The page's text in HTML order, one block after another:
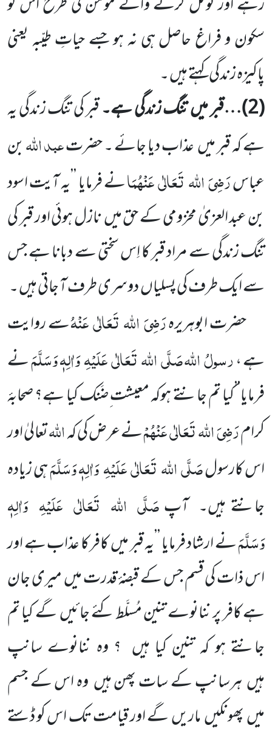
سکون و فراغ حاصل ہی نہ ہو جسے حیاتِ طیّبہ یعنی
پاکیزہ زندگی کہتے ہیں ۔
(
2)…قبر میںتنگ زندگی ہے۔قبر کی تنگ زندگی یہ
ہے کہ قبر میںعذاب دیا جائے ۔ حضرتعبد اللہبن
عباسرَضِیَاللہتَعَالٰیعَنْہُمَانے فرمایا ’’یہ آیت اسود
بن عبد العزیٰ مخزومی کے حق میںنازل ہوئی اور قبر کی
تنگ زندگی سے مراد قبر کا اِس سختی سےدبانا ہے جس
سے ایک طرف کی پسلیاںدوسری طرف آ جاتی ہیں ۔
حضرت ابوہریرہرَضِیَاللہتَعَالٰیعَنْہُسے روایت
ہے ،رسولُاللہصَلَّیاللہتَعَالٰیعَلَیْہِوَاٰلِہٖ وَسَلَّمَنے
فرمایا’’کیاتم جانتے ہوکہ معیشت ِضَنک کیا ہے؟ صحابۂ
کرامرَضِیَاللہتَعَالٰیعَنْہُمْنے عرض کی کہاللہتعالیٰ اور
اس کارسولصَلَّیاللہتَعَالٰیعَلَیْہِوَاٰلِہٖ وَسَلَّمَہی زیادہ
جانتے ہیں۔ آپصَلَّی اللہ تَعَالٰی عَلَیْہِ وَاٰلِہٖ
وَسَلَّمَنے ارشاد فرمایا ’’یہ قبر میںکافر کا عذاب ہے اور
اس ذات کی قسم جس کے قبضۂ قدرت میںمیری جان
ہے کافر پر ننانوے تنین مُسلَّط کئے جائیںگے کیا تم
جانتے ہو کہ تنین کیا ہیں ؟ وہ ننانوے سانپ
ہیںہرسانپ کے سات پھن ہیںوہ اس کے جسم
میںپھونکیںماریںگے اور قیامت تک اس کو ڈستے